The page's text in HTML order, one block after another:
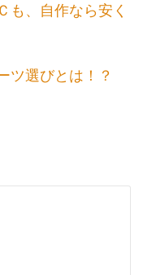
も、自作なら安く
ツ選びとは！？